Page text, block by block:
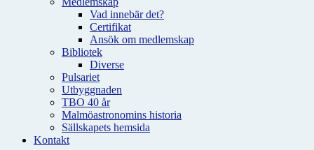
Vad innebär det?
Certifikat
Ansök om medlemskap
Bibliotek
Diverse
Pulsariet
Utbyggnaden
TBO 40 år
Malmöastronomins historia
Sällskapets hemsida
Kontakt